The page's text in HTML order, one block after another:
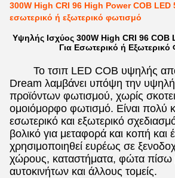
300W High CRI 96 High Power COB LED
εσωτερικό ή εξωτερικό φωτισμό
Υψηλής Ισχύος 300W High CRI 96 COB
Για Εσωτερικό ή Εξωτερικό
Το τσιπ LED COB υψηλής
Dream λαμβάνει υπόψη την
προϊόντων φωτισμού, χωρίς
ομοιόμορφο φωτισμό. Είναι πολύ
εσωτερικό και εξωτερικό
βολικό για μεταφορά και κοπή και
χρησιμοποιηθεί ευρέως σε
χώρους, καταστήματα, φώτα πίσω
αυτοκινήτων και άλλους τομείς.